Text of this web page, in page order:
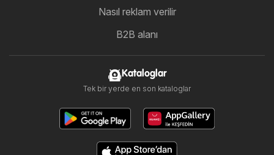
Nasıl reklam verilir
B2B alanı
Kataloglar
Tek bir yerde en son kataloglar